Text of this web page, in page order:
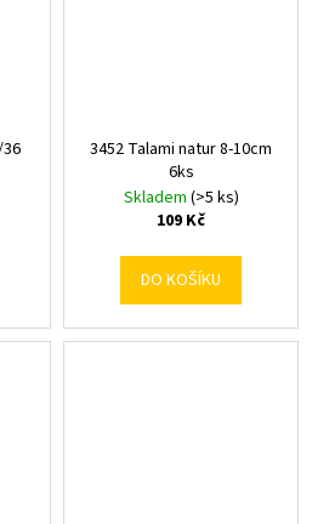
3452 Talami natur 8-10cm
6ks
Skladem (>5 ks)
109 Kč
DO KOŠÍKU